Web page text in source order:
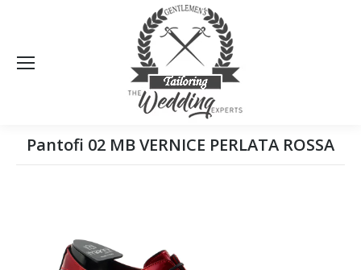
Pantofi 02 MB VERNICE PERLATA ROSSA